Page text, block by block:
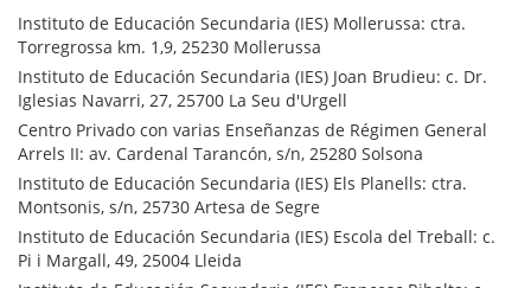
Instituto de Educación Secundaria (IES) Mollerussa: ctra.
Torregrossa km. 1,9, 25230 Mollerussa
Instituto de Educación Secundaria (IES) Joan Brudieu: c. Dr.
Iglesias Navarri, 27, 25700 La Seu d'Urgell
Centro Privado con varias Enseñanzas de Régimen General
Arrels II: av. Cardenal Tarancón, s/n, 25280 Solsona
Instituto de Educación Secundaria (IES) Els Planells: ctra.
Montsonis, s/n, 25730 Artesa de Segre
Instituto de Educación Secundaria (IES) Escola del Treball: c.
Pi i Margall, 49, 25004 Lleida